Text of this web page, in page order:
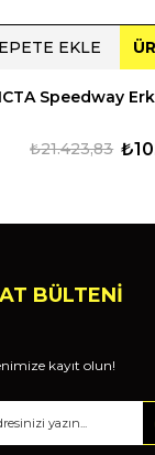
₺21.423,83
EKLE
BÜLTENİ
kayıt olun!